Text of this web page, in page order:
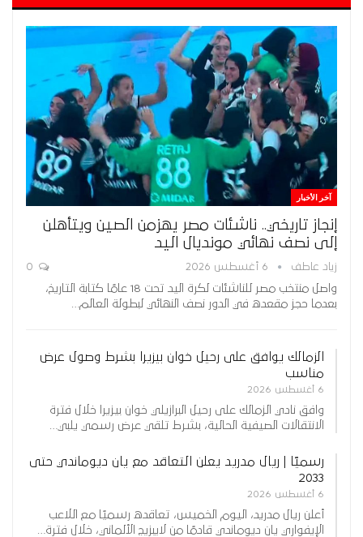
آخر الأخبار
إنجاز تاريخي.. ناشئات مصر يهزمن الصين ويتأهلن
إلى نصف نهائي مونديال اليد
زياد عاطف 6 أغسطس 2026
واصل منتخب مصر للناشئات لكرة اليد تحت 18 عامًا كتابة التاريخ،
بعدما حجز مقعده في الدور نصف النهائي لبطولة العالم…
الزمالك يوافق على رحيل خوان بيزيرا بشرط وصول عرض
مناسب
6 أغسطس 2026
وافق نادي الزمالك على رحيل البرازيلي خوان بيزيرا خلال فترة
الانتقالات الصيفية الحالية، بشرط تلقي عرض رسمي يلبي…
رسميًا | ريال مدريد يعلن التعاقد مع يان ديوماندي حتى
2033
6 أغسطس 2026
أعلن ريال مدريد، اليوم الخميس، تعاقده رسميًا مع اللاعب
الإيفواري يان ديوماندي قادمًا من لايبزيج الألماني، خلال فترة…